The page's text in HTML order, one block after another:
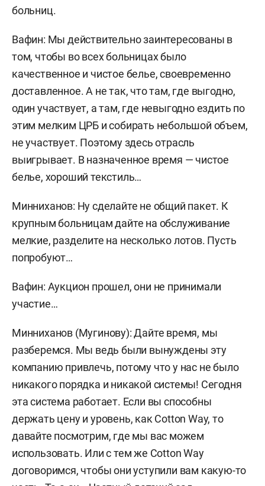
больниц.
Вафин: Мы действительно заинтересованы в
том, чтобы во всех больницах было
качественное и чистое белье, своевременно
доставленное. А не так, что там, где выгодно,
один участвует, а там, где невыгодно ездить по
этим мелким ЦРБ и собирать небольшой объем,
не участвует. Поэтому здесь отрасль
выигрывает. В назначенное время — чистое
белье, хороший текстиль…
Минниханов: Ну сделайте не общий пакет. К
крупным больницам дайте на обслуживание
мелкие, разделите на несколько лотов. Пусть
попробуют…
Вафин: Аукцион прошел, они не принимали
участие…
Минниханов (Мугинову): Дайте время, мы
разберемся. Мы ведь были вынуждены эту
компанию привлечь, потому что у нас не было
никакого порядка и никакой системы! Сегодня
эта система работает. Если вы способны
держать цену и уровень, как Cotton Way, то
давайте посмотрим, где мы вас можем
использовать. Или с тем же Cotton Way
договоримся, чтобы они уступили вам какую-то